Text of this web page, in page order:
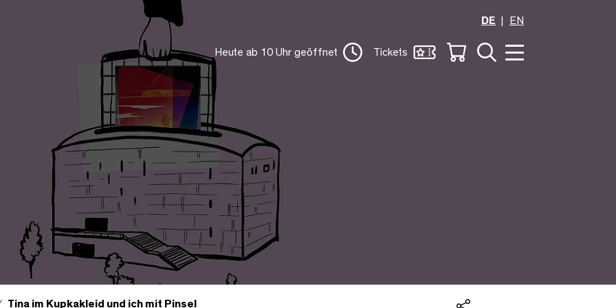
DE
EN
Heute ab 10 Uhr geöffnet Tickets
Tina im Kupkakleid und ich mit Pinsel